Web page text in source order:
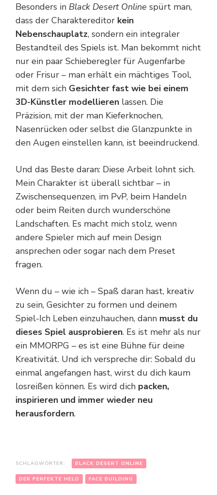
Besonders in Black Desert Online spürt man,
dass der Charaktereditor kein
Nebenschauplatz, sondern ein integraler
Bestandteil des Spiels ist. Man bekommt nicht
nur ein paar Schieberegler für Augenfarbe
oder Frisur – man erhält ein mächtiges Tool,
mit dem sich Gesichter fast wie bei einem
3D-Künstler modellieren lassen. Die
Präzision, mit der man Kieferknochen,
Nasenrücken oder selbst die Glanzpunkte in
den Augen einstellen kann, ist beeindruckend.
Und das Beste daran: Diese Arbeit lohnt sich.
Mein Charakter ist überall sichtbar – in
Zwischensequenzen, im PvP, beim Handeln
oder beim Reiten durch wunderschöne
Landschaften. Es macht mich stolz, wenn
andere Spieler mich auf mein Design
ansprechen oder sogar nach dem Preset
fragen.
Wenn du – wie ich – Spaß daran hast, kreativ
zu sein, Gesichter zu formen und deinem
Spiel-Ich Leben einzuhauchen, dann musst du
dieses Spiel ausprobieren. Es ist mehr als nur
ein MMORPG – es ist eine Bühne für deine
Kreativität. Und ich verspreche dir: Sobald du
einmal angefangen hast, wirst du dich kaum
losreißen können. Es wird dich packen,
inspirieren und immer wieder neu
herausfordern.
SCHLAGWÖRTER: BLACK DESERT ONLINE
DER PERFEKTE HELD FACE BUILDING